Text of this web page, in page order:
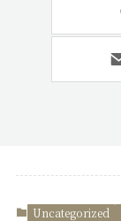
Uncategorized